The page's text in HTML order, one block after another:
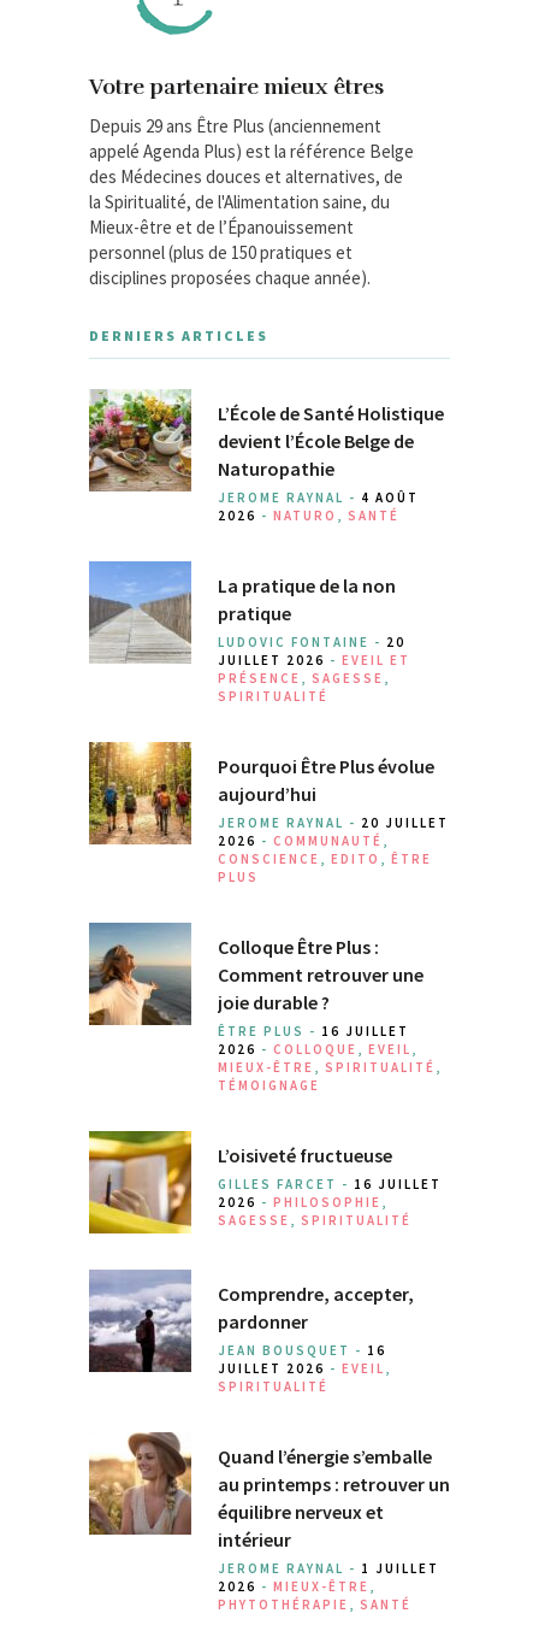
Votre partenaire mieux êtres
Depuis 29 ans Être Plus (anciennement
appelé Agenda Plus) est la référence Belge
des Médecines douces et alternatives, de
la Spiritualité, de l'Alimentation saine, du
Mieux-être et de l’Épanouissement
personnel (plus de 150 pratiques et
disciplines proposées chaque année).
DERNIERS ARTICLES
L’École de Santé Holistique
devient l’École Belge de
Naturopathie
JEROME RAYNAL - 4 AOÛT
2026 - NATURO , SANTÉ
La pratique de la non
pratique
LUDOVIC FONTAINE - 20
JUILLET 2026 - EVEIL ET
PRÉSENCE , SAGESSE ,
SPIRITUALITÉ
Pourquoi Être Plus évolue
aujourd’hui
JEROME RAYNAL - 20 JUILLET
2026 - COMMUNAUTÉ ,
CONSCIENCE , EDITO , ÊTRE
PLUS
Colloque Être Plus :
Comment retrouver une
joie durable ?
ÊTRE PLUS - 16 JUILLET
2026 - COLLOQUE , EVEIL ,
MIEUX-ÊTRE , SPIRITUALITÉ ,
TÉMOIGNAGE
L’oisiveté fructueuse
GILLES FARCET - 16 JUILLET
2026 - PHILOSOPHIE ,
SAGESSE , SPIRITUALITÉ
Comprendre, accepter,
pardonner
JEAN BOUSQUET - 16
JUILLET 2026 - EVEIL ,
SPIRITUALITÉ
Quand l’énergie s’emballe
au printemps : retrouver un
équilibre nerveux et
intérieur
JEROME RAYNAL - 1 JUILLET
2026 - MIEUX-ÊTRE ,
PHYTOTHÉRAPIE , SANTÉ